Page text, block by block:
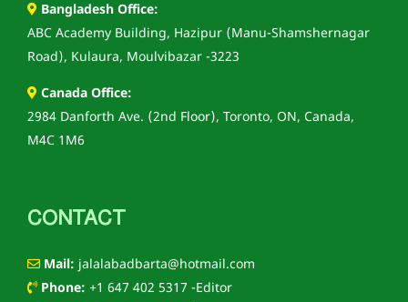
Bangladesh Office:
ABC Academy Building, Hazipur (Manu-Shamshernagar
Road), Kulaura, Moulvibazar -3223
Canada Office:
2984 Danforth Ave. (2nd Floor), Toronto, ON, Canada,
M4C 1M6
CONTACT
Mail: jalalabadbarta@hotmail.com
Phone: +1 647 402 5317 -Editor